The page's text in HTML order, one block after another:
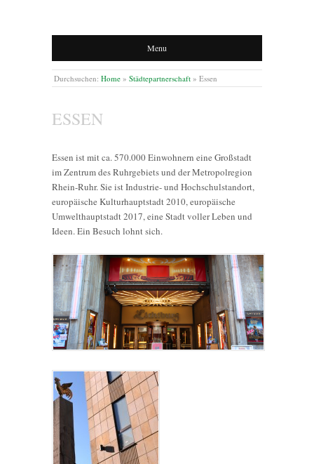
Menu
Durchsuchen: Home » Städtepartnerschaft » Essen
ESSEN
Essen ist mit ca. 570.000 Einwohnern eine Großstadt
im Zentrum des Ruhrgebiets und der Metropolregion
Rhein-Ruhr. Sie ist Industrie- und Hochschulstandort,
europäische Kulturhauptstadt 2010, europäische
Umwelthauptstadt 2017, eine Stadt voller Leben und
Ideen. Ein Besuch lohnt sich.